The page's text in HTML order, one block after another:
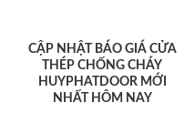
CẬP NHẬT BÁO GIÁ CỬA
THÉP CHỐNG CHÁY
HUYPHATDOOR MỚI
NHẤT HÔM NAY